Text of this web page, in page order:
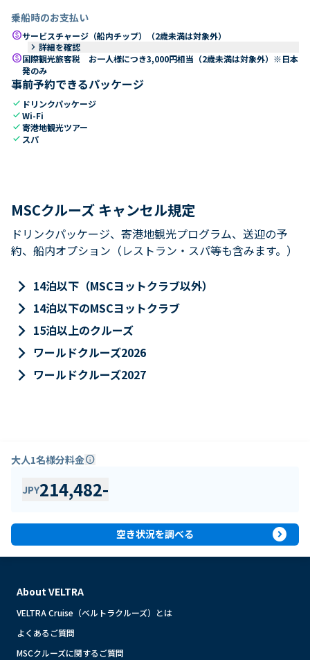
乗船時のお支払い
paidサービスチャージ（船内チップ）（2歳未満は対象外）
keyboard_arrow_right 詳細を確認
paid国際観光旅客税 お一人様につき3,000円相当（2歳未満は対象外）※日本
発のみ
事前予約できるパッケージ
check ドリンクパッケージ
checkWi-Fi
check寄港地観光ツアー
check スパ
MSCクルーズ キャンセル規定
ドリンクパッケージ、寄港地観光プログラム、送迎の予
約、船内オプション（レストラン・スパ等も含みます。）
keyboard_arrow_right 14泊以下（MSCヨットクラブ以外）
keyboard_arrow_right 14泊以下のMSCヨットクラブ
keyboard_arrow_right 15泊以上のクルーズ
keyboard_arrow_right ワールドクルーズ2026
keyboard_arrow_right ワールドクルーズ2027
大人1名様分料金info
JPY214,482-
空き状況を調べる expand_circle_right
About VELTRA
VELTRA Cruise（ベルトラクルーズ）とは
よくあるご質問
MSCクルーズに関するご質問